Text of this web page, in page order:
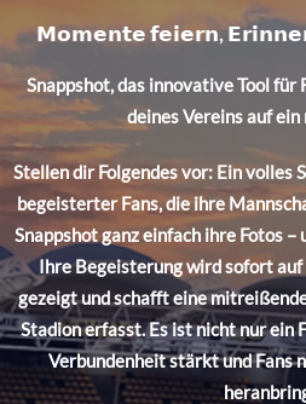
𝗠𝗼𝗺𝗲𝗻𝘁𝗲 𝗳𝗲𝗶𝗲𝗿𝗻,
Snappshot, das innovative Tool für
deines Vereins auf ein
Stellen dir Folgendes vor: Ein volles
begeisterter Fans, die ihre
Snappshot ganz einfach ihre Fotos –
Ihre Begeisterung wird sofort
gezeigt und schafft eine
Stadion erfasst. Es ist nicht nur ein
Verbundenheit stärkt und Fans